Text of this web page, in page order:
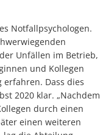
Notfallpsychologen.
Unfällen im Betrieb,
und Kollegen
Dass dies
2020 klar. „Nachdem
durch einen
einen weiteren